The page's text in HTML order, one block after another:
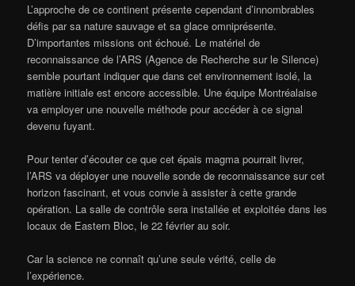
L’approche de ce continent présente cependant d’innombrables
défis par sa nature sauvage et sa glace omniprésente.
D’importantes missions ont échoué. Le matériel de
reconnaissance de l’ARS (Agence de Recherche sur le Silence)
semble pourtant indiquer que dans cet environnement isolé, la
matière initiale est encore accessible. Une équipe Montréalaise
va employer une nouvelle méthode pour accéder à ce signal
devenu fuyant.
Pour tenter d’écouter ce que cet épais magma pourrait livrer,
l’ARS va déployer une nouvelle sonde de reconnaissance sur cet
horizon fascinant, et vous convie à assister à cette grande
opération. La salle de contrôle sera installée et exploitée dans les
locaux de Eastern Bloc, le 22 février au soir.
Car la science ne connaît qu’une seule vérité, celle de
l’expérience.